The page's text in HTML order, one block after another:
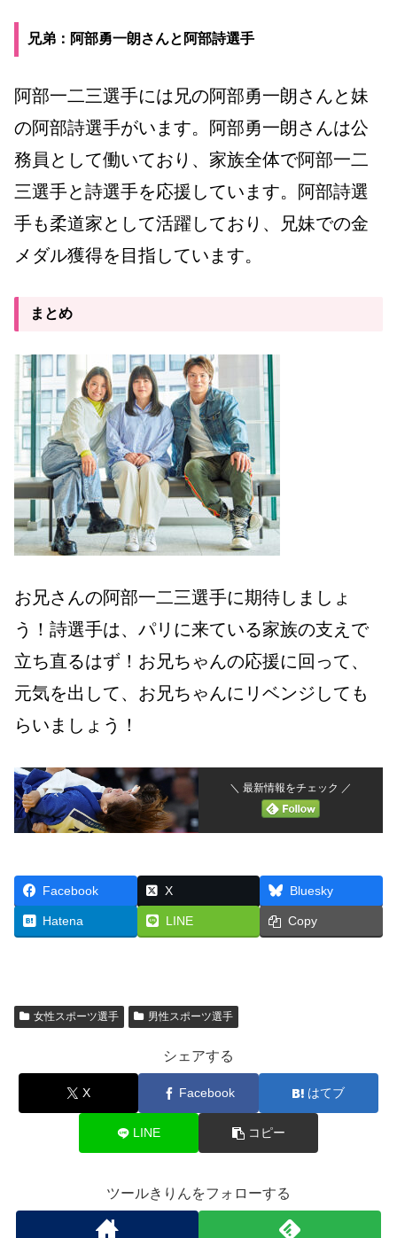
兄弟：阿部勇一朗さんと阿部詩選手
阿部一二三選手には兄の阿部勇一朗さんと妹
の阿部詩選手がいます。阿部勇一朗さんは公
務員として働いており、家族全体で阿部一二
三選手と詩選手を応援しています。阿部詩選
手も柔道家として活躍しており、兄妹での金
メダル獲得を目指しています。
まとめ
お兄さんの阿部一二三選手に期待しましょ
う！詩選手は、パリに来ている家族の支えで
立ち直るはず！お兄ちゃんの応援に回って、
元気を出して、お兄ちゃんにリベンジしても
らいましょう！
＼ 最新情報をチェック ／
Facebook X Bluesky
Hatena LINE Copy
女性スポーツ選手 男性スポーツ選手
シェアする
X Facebook はてブ
LINE コピー
ツールきりんをフォローする